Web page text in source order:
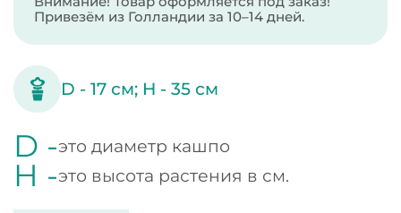
Привезём из Голландии за 10–14 дней.
D -17 см; H -35 см
D -это диаметр кашпо
H -это высота растения в см.